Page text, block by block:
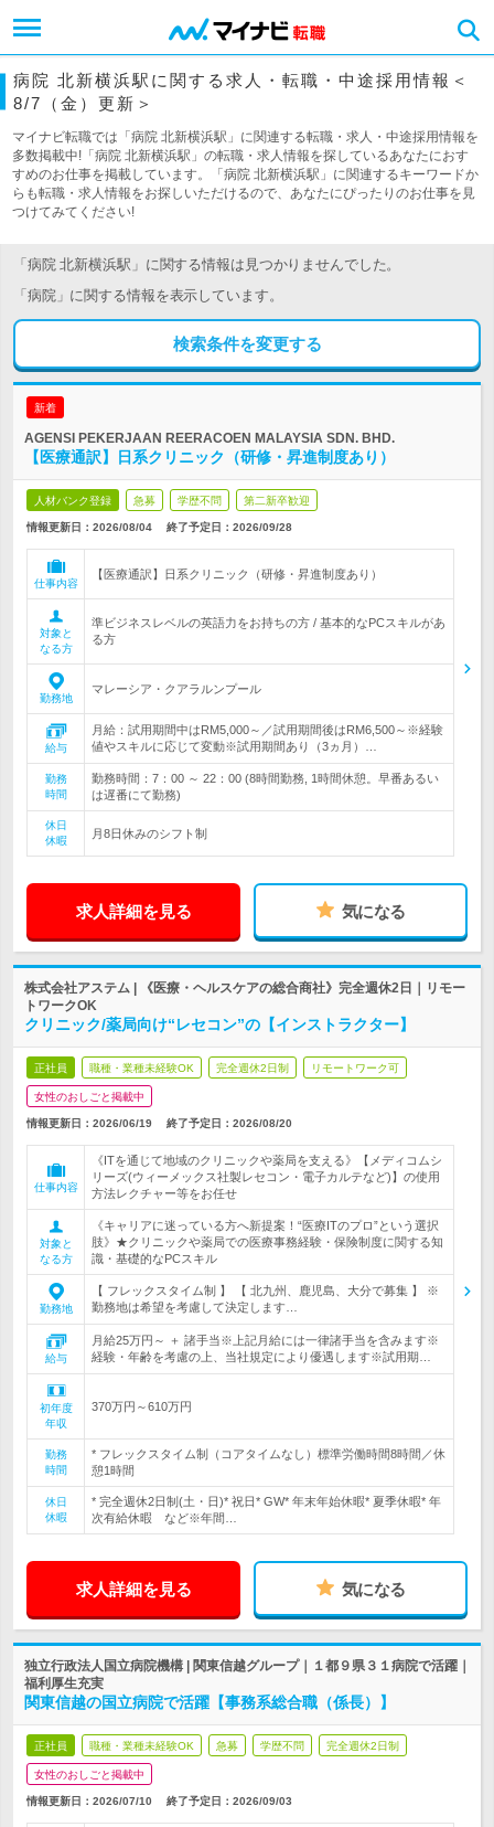
病院 北新横浜駅に関する求人・転職・中途採用情報＜
8/7（金）更新＞
マイナビ転職では「病院 北新横浜駅」に関連する転職・求人・中途採用情報を
多数掲載中!「病院 北新横浜駅」の転職・求人情報を探しているあなたにおす
すめのお仕事を掲載しています。「病院 北新横浜駅」に関連するキーワードか
らも転職・求人情報をお探しいただけるので、あなたにぴったりのお仕事を見
つけてみてください!
「病院 北新横浜駅」に関する情報は見つかりませんでした。
「病院」に関する情報を表示しています。
検索条件を変更する
新着
AGENSI PEKERJAAN REERACOEN MALAYSIA SDN. BHD.
【医療通訳】日系クリニック（研修・昇進制度あり）
人材バンク登録 急募 学歴不問 第二新卒歓迎
情報更新日：2026/08/04 終了予定日： 2026/09/28
仕事内容
【医療通訳】日系クリニック（研修・昇進制度あり）
対象と
なる方
準ビジネスレベルの英語力をお持ちの方 / 基本的なPCスキルがあ
る方
勤務地
マレーシア・クアラルンプール
給与
月給：試用期間中はRM5,000～／試用期間後はRM6,500～※経験
値やスキルに応じて変動※試用期間あり（3ヵ月）…
勤務
時間
勤務時間：7：00 ～ 22：00 (8時間勤務, 1時間休憩。早番あるい
は遅番にて勤務)
休日
休暇
月8日休みのシフト制
求人詳細を見る 気になる
株式会社アステム | 《医療・ヘルスケアの総合商社》完全週休2日｜リモー
トワークOK
クリニック/薬局向け“レセコン”の【インストラクター】
正社員 職種・業種未経験OK 完全週休2日制 リモートワーク可
女性のおしごと掲載中
情報更新日：2026/06/19 終了予定日： 2026/08/20
仕事内容
《ITを通じて地域のクリニックや薬局を支える》【メディコムシ
リーズ(ウィーメックス社製レセコン・電子カルテなど)】の使用
方法レクチャー等をお任せ
対象と
なる方
《キャリアに迷っている方へ新提案！“医療ITのプロ”という選択
肢》★クリニックや薬局での医療事務経験・保険制度に関する知
識・基礎的なPCスキル
勤務地
【 フレックスタイム制 】 【 北九州、鹿児島、大分で募集 】 ※
勤務地は希望を考慮して決定します…
給与
月給25万円～ ＋ 諸手当※上記月給には一律諸手当を含みます※
経験・年齢を考慮の上、当社規定により優遇します※試用期…
初年度
年収
370万円～610万円
勤務
時間
* フレックスタイム制（コアタイムなし）標準労働時間8時間／休
憩1時間
休日
休暇
* 完全週休2日制(土・日)* 祝日* GW* 年末年始休暇* 夏季休暇* 年
次有給休暇 など※年間…
求人詳細を見る 気になる
独立行政法人国立病院機構 | 関東信越グループ｜１都９県３１病院で活躍｜
福利厚生充実
関東信越の国立病院で活躍【事務系総合職（係長）】
正社員 職種・業種未経験OK 急募 学歴不問 完全週休2日制
女性のおしごと掲載中
情報更新日：2026/07/10 終了予定日： 2026/09/03